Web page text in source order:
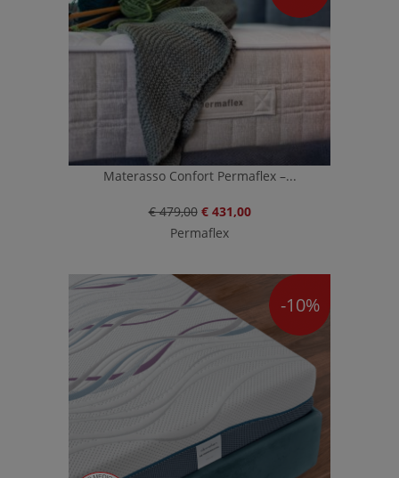
Materasso Confort Permaflex –...
€ 479,00 € 431,00
Permaflex
-10%